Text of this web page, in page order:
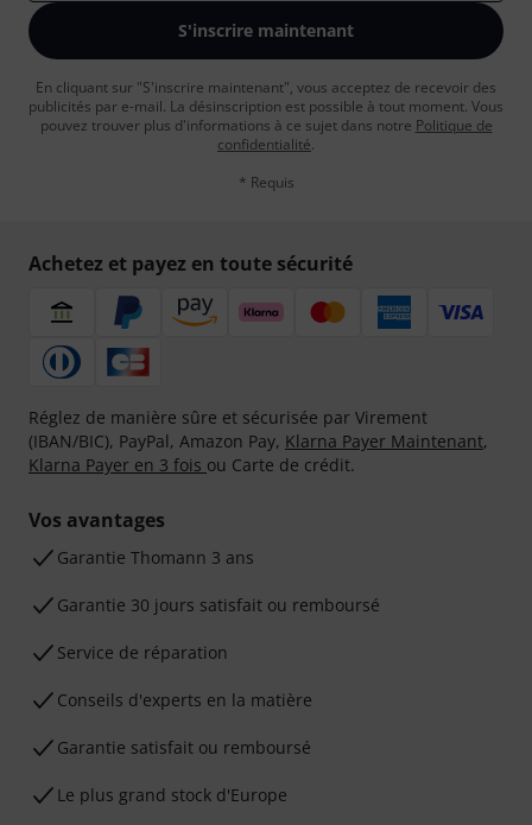
S'inscrire maintenant
En cliquant sur "S'inscrire maintenant", vous acceptez de recevoir des
publicités par e-mail. La désinscription est possible à tout moment. Vous
pouvez trouver plus d'informations à ce sujet dans notre Politique de
confidentialité.
* Requis
Achetez et payez en toute sécurité
Réglez de manière sûre et sécurisée par Virement
(IBAN/BIC), PayPal, Amazon Pay, Klarna Payer Maintenant,
Klarna Payer en 3 fois ou Carte de crédit.
Vos avantages
Ga­ran­tie Thomann 3 ans
Garantie 30 jours satisfait ou remboursé
Service de réparation
Conseils d'experts en la matière
Garantie satisfait ou remboursé
Le plus grand stock d'Europe